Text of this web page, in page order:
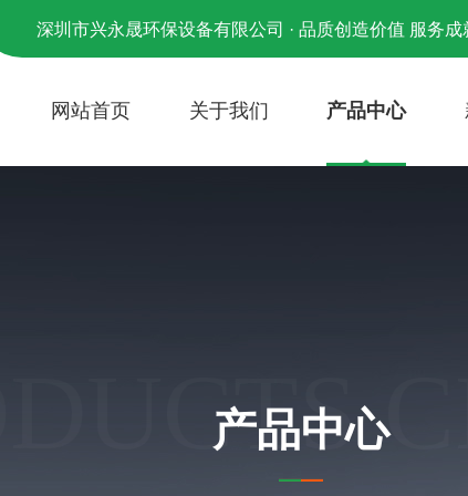
深圳市兴永晟环保设备有限公司 · 品质创造价值 服务成
网站首页 关于我们 产品中心
产品中心